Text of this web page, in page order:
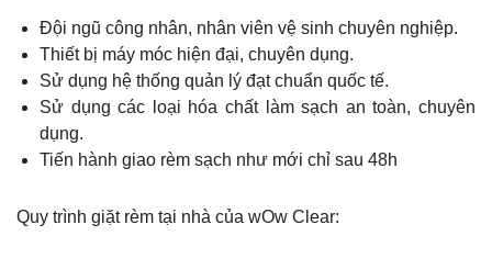
Đội ngũ công nhân, nhân viên vệ sinh chuyên nghiệp.
Thiết bị máy móc hiện đại, chuyên dụng.
Sử dụng hệ thống quản lý đạt chuẩn quốc tế.
Sử dụng các loại hóa chất làm sạch an toàn, chuyên
dụng.
Tiến hành giao rèm sạch như mới chỉ sau 48h
Quy trình giặt rèm tại nhà của wOw Clear: